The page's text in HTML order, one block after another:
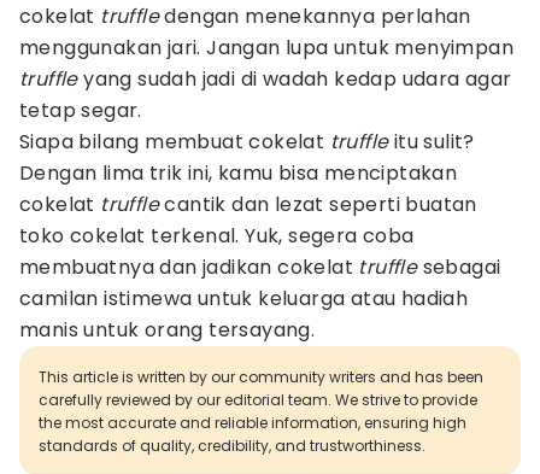
cokelat truffledengan menekannya perlahan
menggunakan jari. Jangan lupa untuk menyimpan
truffleyang sudah jadi di wadah kedap udara agar
tetap segar.
Siapa bilang membuat cokelat truffleitu sulit?
Dengan lima trik ini, kamu bisa menciptakan
cokelat trufflecantik dan lezat seperti buatan
toko cokelat terkenal. Yuk, segera coba
membuatnya dan jadikan cokelat trufflesebagai
camilan istimewa untuk keluarga atau hadiah
manis untuk orang tersayang.
This article is written by our community writers and has been
carefully reviewed by our editorial team. We strive to provide
the most accurate and reliable information, ensuring high
standards of quality, credibility, and trustworthiness.